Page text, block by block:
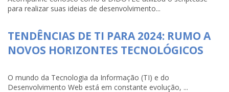
para realizar suas ideias de desenvolvimento...
TENDÊNCIAS DE TI PARA 2024: RUMO A
NOVOS HORIZONTES TECNOLÓGICOS
O mundo da Tecnologia da Informação (TI) e do
Desenvolvimento Web está em constante evolução, ...